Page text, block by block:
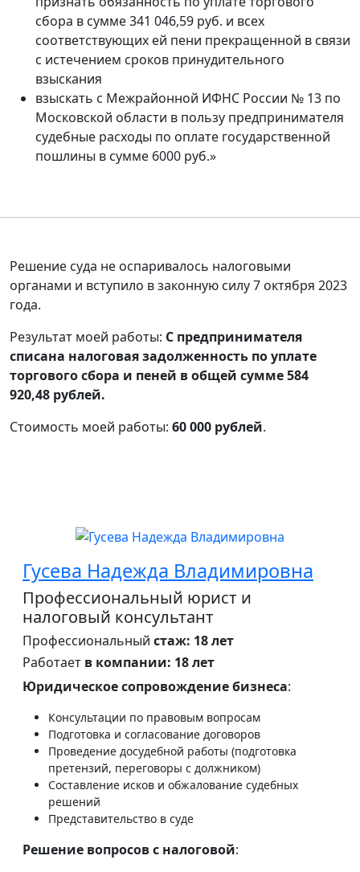
сбора в сумме 341 046,59 руб. и всех
соответствующих ей пени прекращенной в связи
с истечением сроков принудительного
взыскания
взыскать с Межрайонной ИФНС России № 13 по
Московской области в пользу предпринимателя
судебные расходы по оплате государственной
пошлины в сумме 6000 руб.»
Решение суда не оспаривалось налоговыми
органами и вступило в законную силу 7 октября 2023
года.
Результат моей работы: С предпринимателя
списана налоговая задолженность по уплате
торгового сбора и пеней в общей сумме 584
920,48 рублей.
Стоимость моей работы: 60 000 рублей.
Гусева Надежда Владимировна
Профессиональный юрист и
налоговый консультант
Профессиональный стаж: 18 лет
Работает в компании: 18 лет
Юридическое сопровождение бизнеса:
Консультации по правовым вопросам
Подготовка и согласование договоров
Проведение досудебной работы (подготовка
претензий, переговоры с должником)
Составление исков и обжалование судебных
решений
Представительство в суде
Решение вопросов с налоговой: